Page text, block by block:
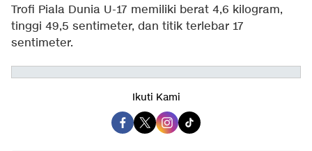
Trofi Piala Dunia U-17 memiliki berat 4,6 kilogram,
tinggi 49,5 sentimeter, dan titik terlebar 17
sentimeter.
Ikuti Kami